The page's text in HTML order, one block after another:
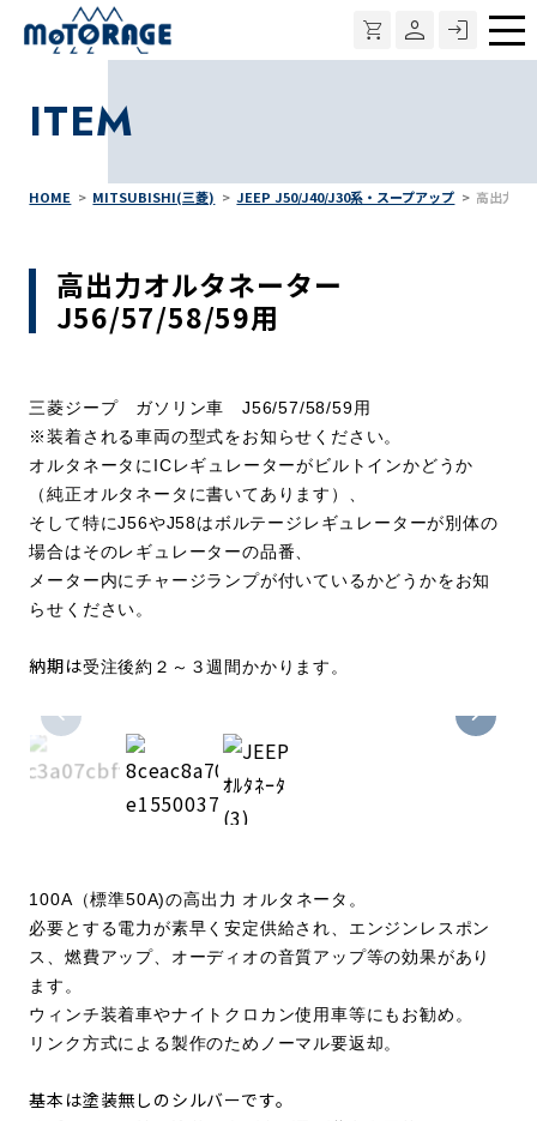
ITEM
HOME MITSUBISHI(三菱) JEEP J50/J40/J30系・スープアップ 高出力オ
高出力オルタネーター
J56/57/58/59用
三菱ジープ ガソリン車 J56/57/58/59用
※装着される車両の型式をお知らせください。
オルタネータにICレギュレーターがビルトインかどうか
（純正オルタネータに書いてあります）、
そして特にJ56やJ58はボルテージレギュレーターが別体の
場合はそのレギュレーターの品番、
メーター内にチャージランプが付いているかどうかをお知
らせください。
納期は受注後約２～３週間かかります。
100A（標準50A)の高出力 オルタネータ。
必要とする電力が素早く安定供給され、エンジンレスポン
ス、燃費アップ、オーディオの音質アップ等の効果があり
ます。
ウィンチ装着車やナイトクロカン使用車等にもお勧め。
リンク方式による製作のためノーマル要返却。
基本は塗装無しのシルバーです。
メ